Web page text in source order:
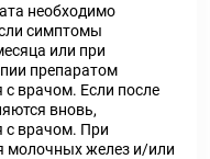
необходимо
симптомы
или при
препаратом
с врачом. Если после
вновь,
с врачом. При
молочных желез и/или